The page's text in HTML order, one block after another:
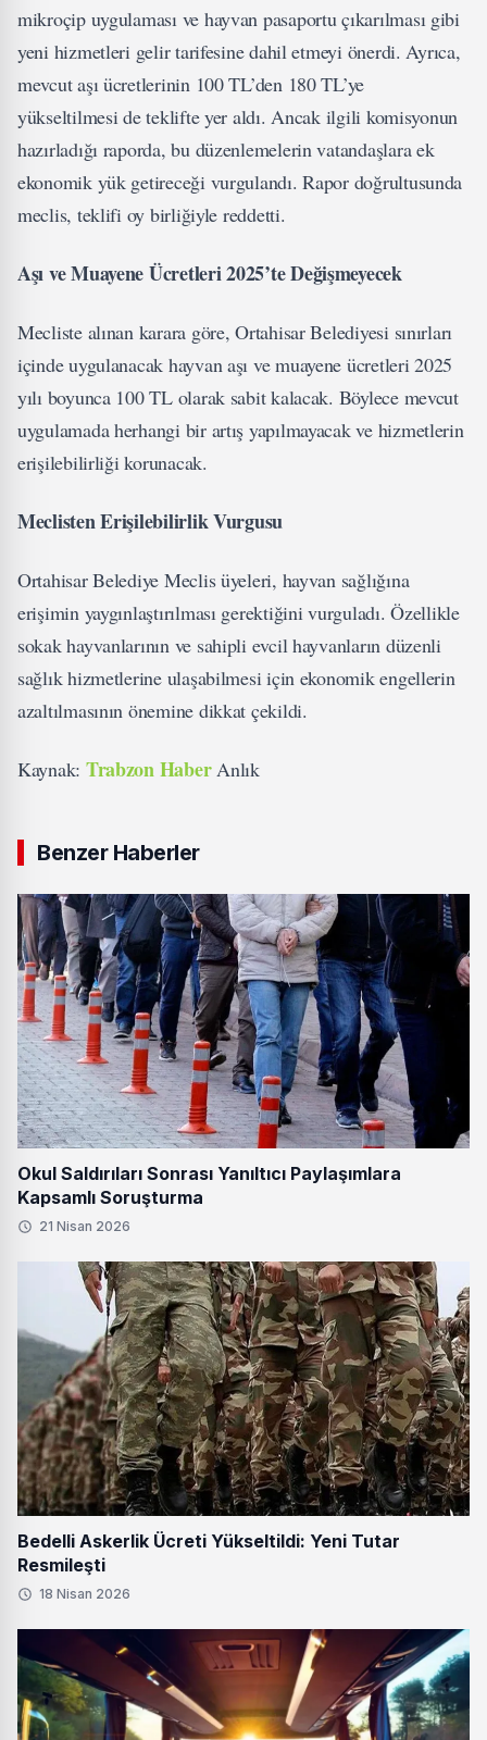
mikroçip uygulaması ve hayvan pasaportu çıkarılması gibi
yeni hizmetleri gelir tarifesine dahil etmeyi önerdi. Ayrıca,
mevcut aşı ücretlerinin 100 TL’den 180 TL’ye
yükseltilmesi de teklifte yer aldı. Ancak ilgili komisyonun
hazırladığı raporda, bu düzenlemelerin vatandaşlara ek
ekonomik yük getireceği vurgulandı. Rapor doğrultusunda
meclis, teklifi oy birliğiyle reddetti.
Aşı ve Muayene Ücretleri 2025’te Değişmeyecek
Mecliste alınan karara göre, Ortahisar Belediyesi sınırları
içinde uygulanacak hayvan aşı ve muayene ücretleri 2025
yılı boyunca 100 TL olarak sabit kalacak. Böylece mevcut
uygulamada herhangi bir artış yapılmayacak ve hizmetlerin
erişilebilirliği korunacak.
Meclisten Erişilebilirlik Vurgusu
Ortahisar Belediye Meclis üyeleri, hayvan sağlığına
erişimin yaygınlaştırılması gerektiğini vurguladı. Özellikle
sokak hayvanlarının ve sahipli evcil hayvanların düzenli
sağlık hizmetlerine ulaşabilmesi için ekonomik engellerin
azaltılmasının önemine dikkat çekildi.
Kaynak: Trabzon HaberAnlık
Benzer Haberler
Okul Saldırıları Sonrası Yanıltıcı Paylaşımlara
Kapsamlı Soruşturma
21 Nisan 2026
Bedelli Askerlik Ücreti Yükseltildi: Yeni Tutar
Resmileşti
18 Nisan 2026